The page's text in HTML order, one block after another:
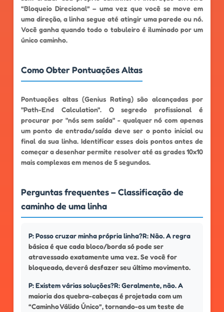
“Bloqueio Direcional” – uma vez que você se move em
uma direção, a linha segue até atingir uma parede ou nó.
Você ganha quando todo o tabuleiro é iluminado por um
único caminho.
Como Obter Pontuações Altas
Pontuações altas (Genius Rating) são alcançadas por
"Path-End Calculation". O segredo profissional é
procurar por "nós sem saída" - qualquer nó com apenas
um ponto de entrada/saída deve ser o ponto inicial ou
final da sua linha. Identificar esses dois pontos antes de
começar a desenhar permite resolver até as grades 10x10
mais complexas em menos de 5 segundos.
Perguntas frequentes – Classificação de
caminho de uma linha
P: Posso cruzar minha própria linha?R: Não. A regra
básica é que cada bloco/borda só pode ser
atravessado exatamente uma vez. Se você for
bloqueado, deverá desfazer seu último movimento.
P: Existem várias soluções?R: Geralmente, não. A
maioria dos quebra-cabeças é projetada com um
“Caminho Válido Único”, tornando-os um teste de